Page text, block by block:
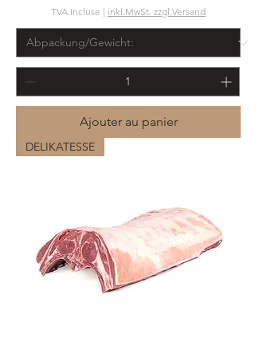
TVA Incluse | inkl.MwSt. zzgl.Versand
Ajouter au panier
DELIKATESSE